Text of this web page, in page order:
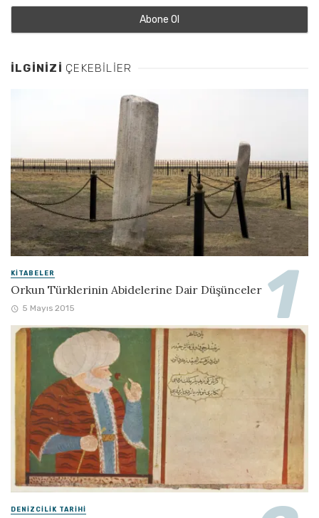
İLGINIZI ÇEKEBILIER
KITABELER
Orkun Türklerinin Abidelerine Dair Düşünceler
5 Mayıs 2015
DENIZCILIK TARIHI